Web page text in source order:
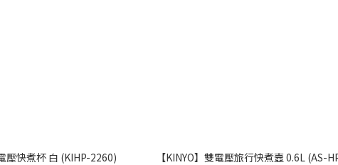
壓快煮杯 白 (KIHP-2260) 【KINYO】雙電壓旅行快煮壼 0.6L (AS-